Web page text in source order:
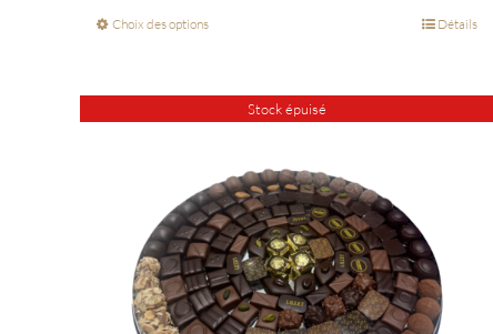
Choix des options Détails
Stock épuisé